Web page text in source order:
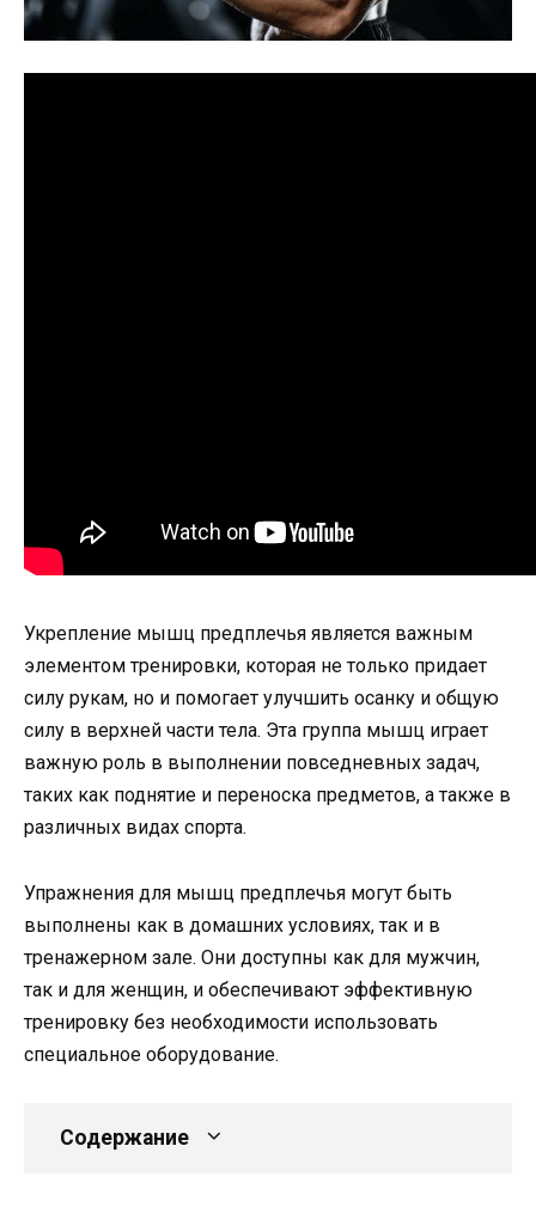
Укрепление мышц предплечья является важным
элементом тренировки, которая не только придает
силу рукам, но и помогает улучшить осанку и общую
силу в верхней части тела. Эта группа мышц играет
важную роль в выполнении повседневных задач,
таких как поднятие и переноска предметов, а также в
различных видах спорта.
Упражнения для мышц предплечья могут быть
выполнены как в домашних условиях, так и в
тренажерном зале. Они доступны как для мужчин,
так и для женщин, и обеспечивают эффективную
тренировку без необходимости использовать
специальное оборудование.
Содержание